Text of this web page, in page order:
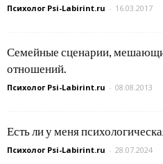
Психолог Psi-Labirint.ru - 16.03.2017
Семейные сценарии,
отношений.
Психолог Psi-Labirint.ru - 08.08.2013
Есть ли у меня
Психолог Psi-Labirint.ru - 28.07.2024